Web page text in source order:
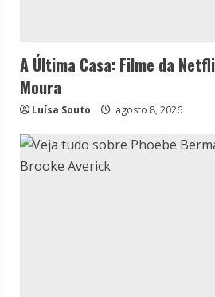
A Última Casa: Filme da
Moura
Luísa Souto agosto 8, 2026